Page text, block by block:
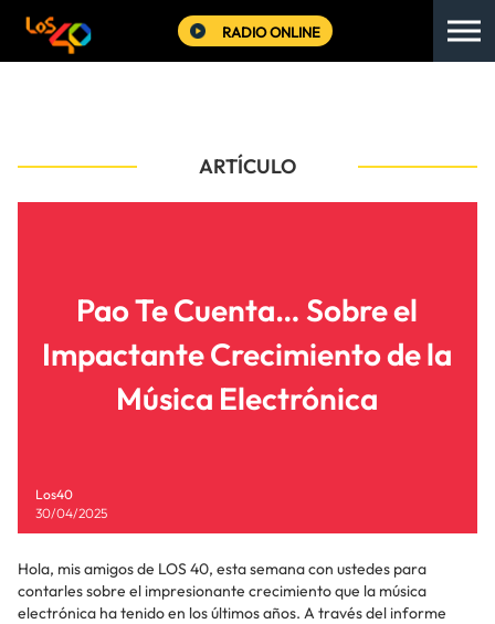
RADIO ONLINE
ARTÍCULO
Pao Te Cuenta… Sobre el
Impactante Crecimiento de la
Música Electrónica
Los40
30/04/2025
Hola, mis amigos de LOS 40, esta semana con ustedes para
contarles sobre el impresionante crecimiento que la música
electrónica ha tenido en los últimos años. A través del informe